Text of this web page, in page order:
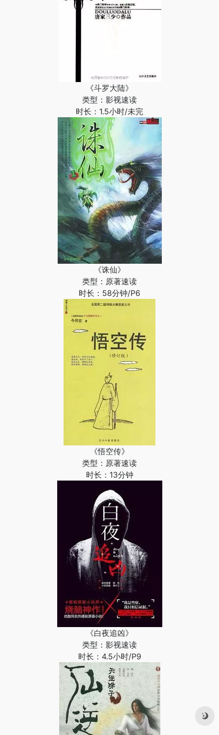
《斗罗大陆》
类型：影视速读
时长：1.5小时/未完
《诛仙》
类型：原著速读
时长：58分钟/P6
《悟空传》
类型：原著速读
时长：13分钟
《白夜追凶》
类型：影视速读
时长：4.5小时/P9